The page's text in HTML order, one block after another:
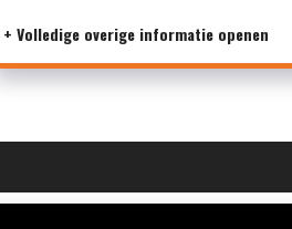
+ Volledige overige informatie openen